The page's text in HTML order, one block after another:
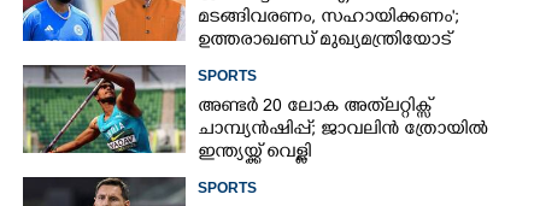
മടങ്ങിവരണം, സഹായിക്കണം';
ഉത്തരാഖണ്ഡ് മുഖ്യമന്ത്രിയോട്
SPORTS
അണ്ടർ 20 ലോക അത്‌ലറ്റിക്സ്
ചാമ്പ്യൻഷിപ്പ്; ജാവലിൻ ത്രോയിൽ
ഇന്ത്യയ്ക്ക് വെള്ളി
SPORTS